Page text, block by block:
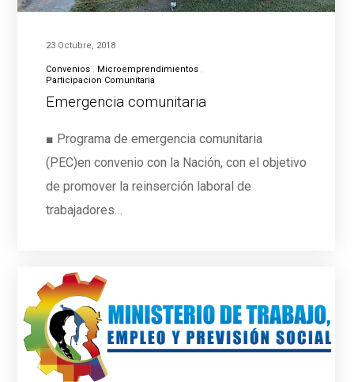
23 Octubre, 2018
Convenios
Microemprendimientos
Participacion Comunitaria
Emergencia comunitaria
■ Programa de emergencia comunitaria
(PEC)en convenio con la Nación, con el objetivo
de promover la reinserción laboral de
trabajadores…